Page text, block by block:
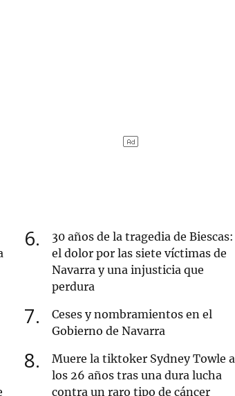
6
30 años de la tragedia de Biescas:
el dolor por las siete víctimas de
Navarra y una injusticia que
perdura
7
Ceses y nombramientos en el
Gobierno de Navarra
8
Muere la tiktoker Sydney Towle a
los 26 años tras una dura lucha
contra un raro tipo de cáncer